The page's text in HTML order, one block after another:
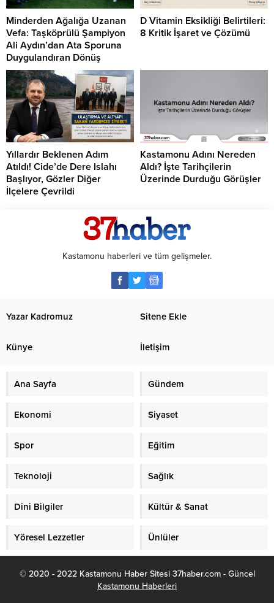
Minderden Ağalığa Uzanan
Vefa: Taşköprülü Şampiyon
Ali Aydın’dan Ata Sporuna
Duygulandıran Dönüş
D Vitamin Eksikliği Belirtileri:
8 Kritik İşaret ve Çözümü
Yıllardır Beklenen Adım
Atıldı! Cide’de Dere Islahı
Başlıyor, Gözler Diğer
İlçelere Çevrildi
Kastamonu Adını Nereden
Aldı? İşte Tarihçilerin
Üzerinde Durduğu Görüşler
Kastamonu haberleri ve tüm gelişmeler.
Yazar Kadromuz Sitene Ekle
Künye İletişim
Ana Sayfa Gündem
Ekonomi Siyaset
Spor Eğitim
Teknoloji Sağlık
Dini Bilgiler Kültür & Sanat
Yöresel Lezzetler Ünlüler
© 2020 - 2022 Kastamonu Haber Sitesi 37haber.com - Güncel
Kastamonu Haberleri